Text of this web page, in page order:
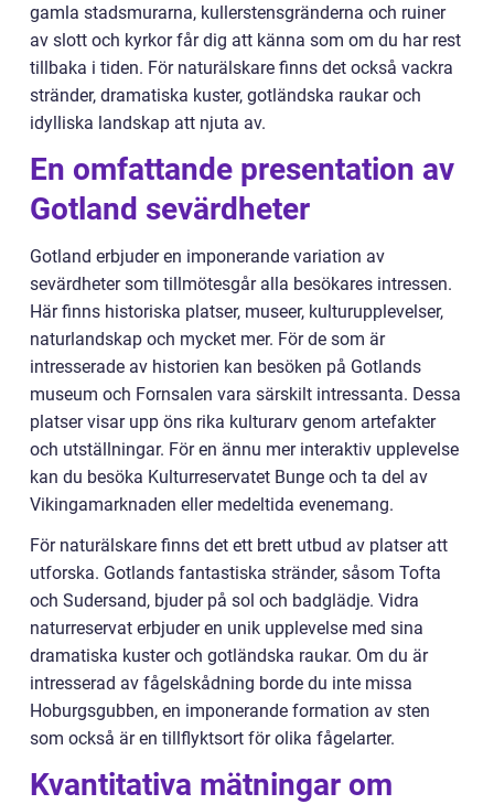
gamla stadsmurarna, kullerstensgränderna och ruiner
av slott och kyrkor får dig att känna som om du har rest
tillbaka i tiden. För naturälskare finns det också vackra
stränder, dramatiska kuster, gotländska raukar och
idylliska landskap att njuta av.
En omfattande presentation av
Gotland sevärdheter
Gotland erbjuder en imponerande variation av
sevärdheter som tillmötesgår alla besökares intressen.
Här finns historiska platser, museer, kulturupplevelser,
naturlandskap och mycket mer. För de som är
intresserade av historien kan besöken på Gotlands
museum och Fornsalen vara särskilt intressanta. Dessa
platser visar upp öns rika kulturarv genom artefakter
och utställningar. För en ännu mer interaktiv upplevelse
kan du besöka Kulturreservatet Bunge och ta del av
Vikingamarknaden eller medeltida evenemang.
För naturälskare finns det ett brett utbud av platser att
utforska. Gotlands fantastiska stränder, såsom Tofta
och Sudersand, bjuder på sol och badglädje. Vidra
naturreservat erbjuder en unik upplevelse med sina
dramatiska kuster och gotländska raukar. Om du är
intresserad av fågelskådning borde du inte missa
Hoburgsgubben, en imponerande formation av sten
som också är en tillflyktsort för olika fågelarter.
Kvantitativa mätningar om